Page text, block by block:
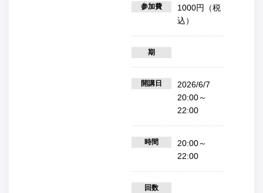
参加費
1000円（税
込）
期
開講日
2026/6/7
20:00～
22:00
時間
20:00～
22:00
回数